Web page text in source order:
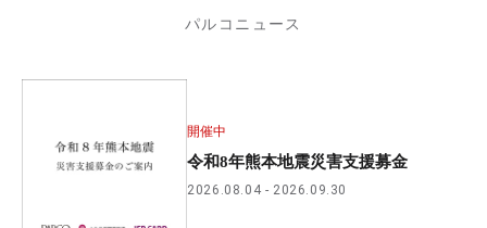
パルコニュース
開催中
令和8年熊本地震災害支援募金
2026.08.04 2026.09.30